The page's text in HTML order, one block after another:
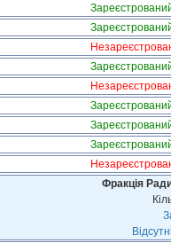
Фракція